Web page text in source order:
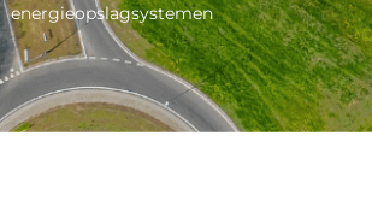
energieopslagsystemen